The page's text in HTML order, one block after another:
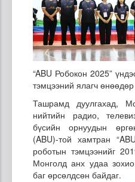
“ABU Робокон 2025”
тэмцээний ялагч
Ташрамд дуулгахад,
нийтийн радио,
бүсийн орнуудын
(ABU)-той хамтран
роботын тэмцээнийг
Монголд анх удаа
баг өрсөлдсөн байдаг.